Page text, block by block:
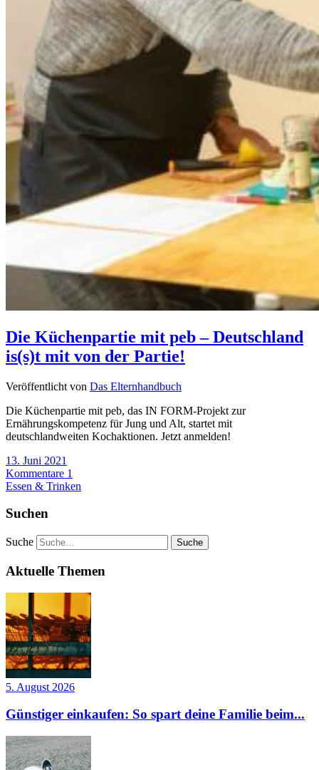
Die Küchenpartie mit peb – Deutschland
is(s)t mit von der Partie!
Veröffentlicht von Das Elternhandbuch
Die Küchenpartie mit peb, das IN FORM-Projekt zur
Ernährungskompetenz für Jung und Alt, startet mit
deutschlandweiten Kochaktionen. Jetzt anmelden!
13. Juni 2021
Kommentare 1
Essen & Trinken
Suchen
Suche
Aktuelle Themen
5. August 2026
Günstiger einkaufen: So spart deine Familie beim...